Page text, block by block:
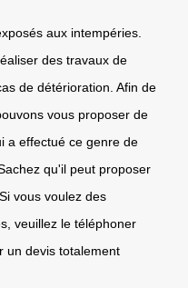
aux intempéries.
des travaux de
de détérioration. Afin de
vous proposer de
a effectué ce genre de
qu'il peut proposer
vous voulez des
veuillez le téléphoner
un devis totalement